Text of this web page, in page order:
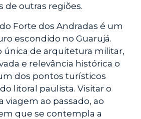
de outras regiões.
Forte dos Andradas é um
escondido no Guarujá.
única de arquitetura militar,
e relevância histórica o
dos pontos turísticos
litoral paulista. Visitar o
viagem ao passado, ao
que se contempla a